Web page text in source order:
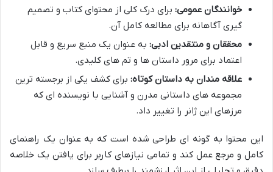
خوانندگان عمومی: برای درک کلی از محتوای کتاب و تصمیم
گیری آگاهانه برای مطالعه کامل آن.
محققان و منتقدین ادبی: به عنوان یک منبع سریع و قابل
اعتماد برای مرور داستان ها و تم های کلیدی.
علاقه مندان به داستان کوتاه: برای کشف یکی از برجسته ترین
مجموعه های داستانی مدرن و آشنایی با نویسنده ای که
مرزهای این ژانر را تغییر داد.
این محتوا به گونه ای طراحی شده است که به عنوان یک راهنمای
کامل و مرجع عمل کند و تمامی نیازهای کاربر برای یافتن یک خلاصه